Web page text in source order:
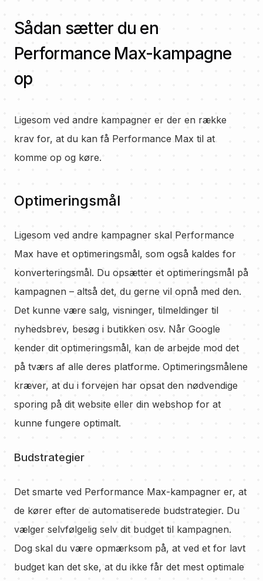
Sådan sætter du en
Performance Max-kampagne
op
Ligesom ved andre kampagner er der en række
krav for, at du kan få Performance Max til at
komme op og køre.
Optimeringsmål
Ligesom ved andre kampagner skal Performance
Max have et optimeringsmål, som også kaldes for
konverteringsmål. Du opsætter et optimeringsmål på
kampagnen – altså det, du gerne vil opnå med den.
Det kunne være salg, visninger, tilmeldinger til
nyhedsbrev, besøg i butikken osv. Når Google
kender dit optimeringsmål, kan de arbejde mod det
på tværs af alle deres platforme. Optimeringsmålene
kræver, at du i forvejen har opsat den nødvendige
sporing på dit website eller din webshop for at
kunne fungere optimalt.
Budstrategier
Det smarte ved Performance Max-kampagner er, at
de kører efter de automatiserede budstrategier. Du
vælger selvfølgelig selv dit budget til kampagnen.
Dog skal du være opmærksom på, at ved et for lavt
budget kan det ske, at du ikke får det mest optimale